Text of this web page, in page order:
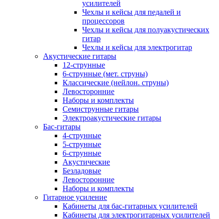
усилителей
Чехлы и кейсы для педалей и
процессоров
Чехлы и кейсы для полуакустических
гитар
Чехлы и кейсы для электрогитар
Акустические гитары
12-струнные
6-струнные (мет. струны)
Классические (нейлон. струны)
Левосторонние
Наборы и комплекты
Семиструнные гитары
Электроакустические гитары
Бас-гитары
4-струнные
5-струнные
6-струнные
Акустические
Безладовые
Левосторонние
Наборы и комплекты
Гитарное усиление
Кабинеты для бас-гитарных усилителей
Кабинеты для электрогитарных усилителей